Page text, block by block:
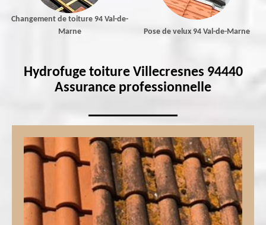
Changement de toiture 94 Val-de-
Marne
Pose de velux 94 Val-de-Marne
Hydrofuge toiture Villecresnes 94440
Assurance professionnelle